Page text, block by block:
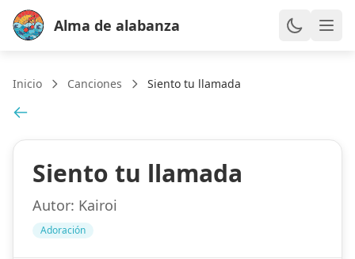
Alma de alabanza
Inicio Canciones Siento tu llamada
Siento tu llamada
Autor: Kairoi
Adoración